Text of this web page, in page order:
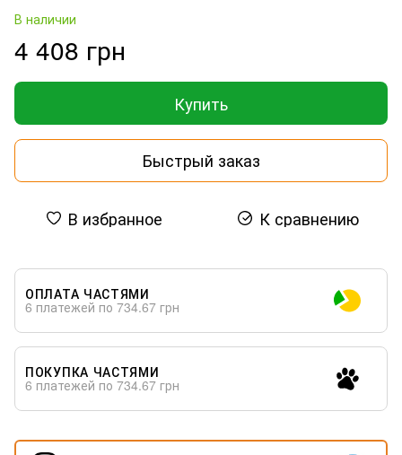
В наличии
4 408 грн
Купить
Быстрый заказ
В избранное К сравнению
ОПЛАТА ЧАСТЯМИ
6 платежей по 734.67 грн
ПОКУПКА ЧАСТЯМИ
6 платежей по 734.67 грн